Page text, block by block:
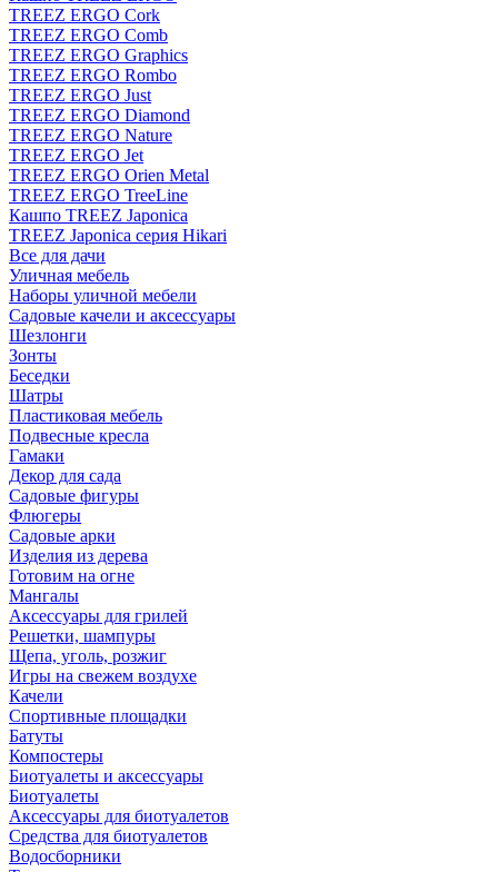
TREEZ ERGO Cork
TREEZ ERGO Comb
TREEZ ERGO Graphics
TREEZ ERGO Rombo
TREEZ ERGO Just
TREEZ ERGO Diamond
TREEZ ERGO Nature
TREEZ ERGO Jet
TREEZ ERGO Orien Metal
TREEZ ERGO TreeLine
Кашпо TREEZ Japonica
TREEZ Japonica серия Hikari
Все для дачи
Уличная мебель
Наборы уличной мебели
Садовые качели и аксессуары
Шезлонги
Зонты
Беседки
Шатры
Пластиковая мебель
Подвесные кресла
Гамаки
Декор для сада
Садовые фигуры
Флюгеры
Садовые арки
Изделия из дерева
Готовим на огне
Мангалы
Аксессуары для грилей
Решетки, шампуры
Щепа, уголь, розжиг
Игры на свежем воздухе
Качели
Спортивные площадки
Батуты
Компостеры
Биотуалеты и аксессуары
Биотуалеты
Аксессуары для биотуалетов
Средства для биотуалетов
Водосборники